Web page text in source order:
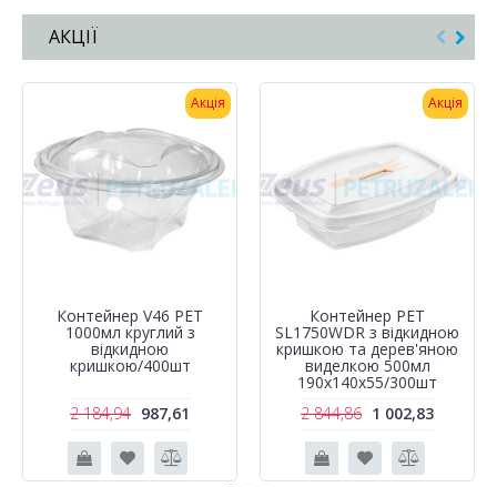
АКЦІЇ
Акція
Контейнер V46 PET
1000мл круглий з
відкидною
кришкою/400шт
2 184,94 987,61
Акція
Контейнер РЕТ
SL1750WDR з відкидною
кришкою та дерев'яною
виделкою 500мл
190х140х55/300шт
2 844,86 1 002,83